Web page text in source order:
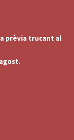
prèvia trucant al